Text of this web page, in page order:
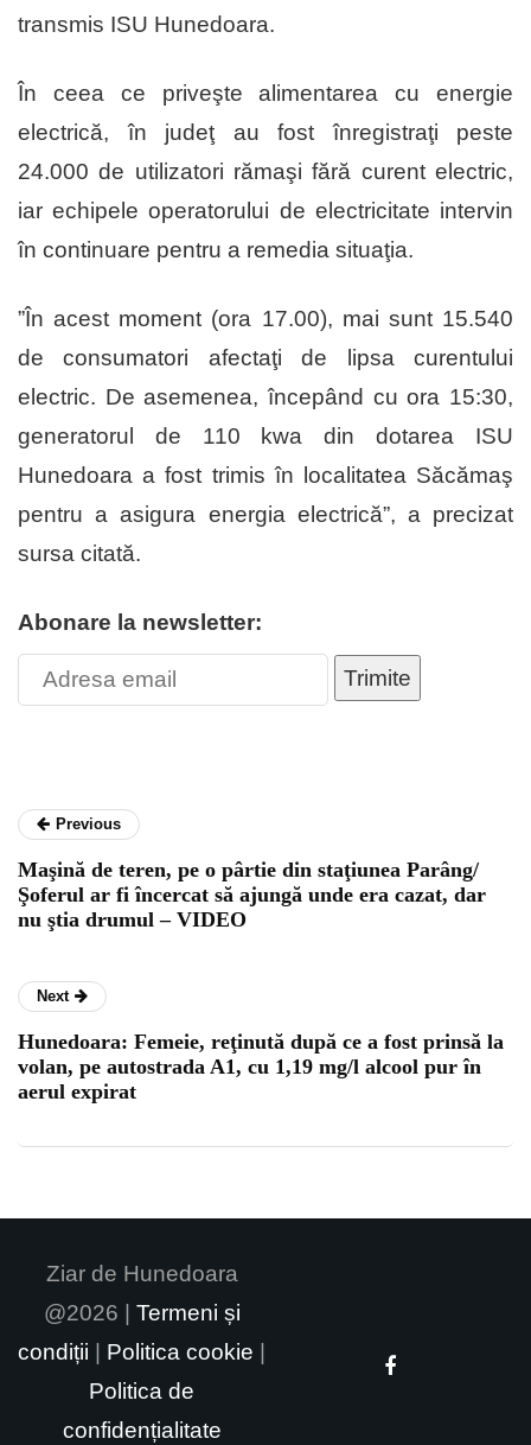
transmis ISU Hunedoara.
În ceea ce priveşte alimentarea cu energie
electrică, în judeţ au fost înregistraţi peste
24.000 de utilizatori rămaşi fără curent electric,
iar echipele operatorului de electricitate intervin
în continuare pentru a remedia situaţia.
”În acest moment (ora 17.00), mai sunt 15.540
de consumatori afectaţi de lipsa curentului
electric. De asemenea, începând cu ora 15:30,
generatorul de 110 kwa din dotarea ISU
Hunedoara a fost trimis în localitatea Săcămaş
pentru a asigura energia electrică”, a precizat
sursa citată.
Abonare la newsletter:
Trimite
Previous
Maşină de teren, pe o pârtie din staţiunea Parâng/
Şoferul ar fi încercat să ajungă unde era cazat, dar
nu ştia drumul – VIDEO
Next
Hunedoara: Femeie, reţinută după ce a fost prinsă la
volan, pe autostrada A1, cu 1,19 mg/l alcool pur în
aerul expirat
Ziar de Hunedoara
@2026 | Termeni și
condiții
Politica cookie
Politica de
confidențialitate